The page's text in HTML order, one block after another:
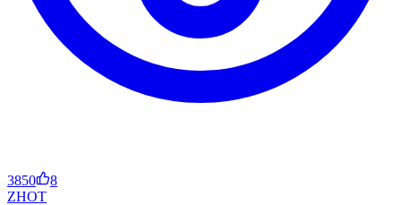
3850
8
ZHOT